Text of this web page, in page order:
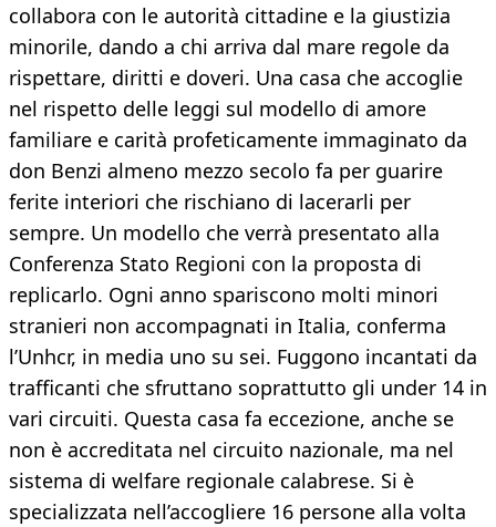
collabora con le autorità cittadine e la giustizia
minorile, dando a chi arriva dal mare regole da
rispettare, diritti e doveri. Una casa che accoglie
nel rispetto delle leggi sul modello di amore
familiare e carità profeticamente immaginato da
don Benzi almeno mezzo secolo fa per guarire
ferite interiori che rischiano di lacerarli per
sempre. Un modello che verrà presentato alla
Conferenza Stato Regioni con la proposta di
replicarlo. Ogni anno spariscono molti minori
stranieri non accompagnati in Italia, conferma
l’Unhcr, in media uno su sei. Fuggono incantati da
trafficanti che sfruttano soprattutto gli under 14 in
vari circuiti. Questa casa fa eccezione, anche se
non è accreditata nel circuito nazionale, ma nel
sistema di welfare regionale calabrese. Si è
specializzata nell’accogliere 16 persone alla volta